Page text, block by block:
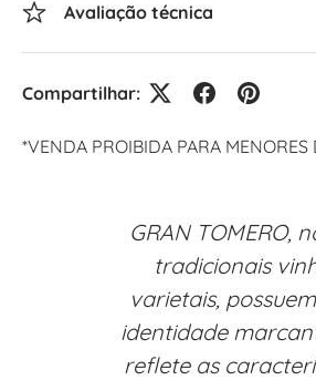
Avaliação técnica
Compartilhar:
*VENDA PROIBIDA PARA MENORES
GRAN TOMERO,
tradicionais
varietais,
identidade
reflete as